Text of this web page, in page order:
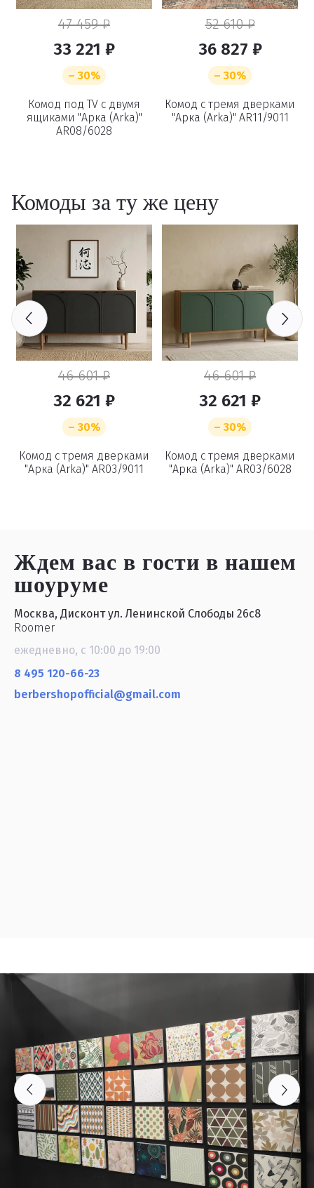
47 459 ₽
33 221 ₽
– 30%
Комод под TV с двумя
ящиками "Арка (Arka)"
AR08/6028
52 610 ₽
36 827 ₽
– 30%
Комод с тремя дверками
"Арка (Arka)" AR11/9011
Комоды за ту же цену
46 601 ₽
32 621 ₽
– 30%
Комод с тремя дверками
"Арка (Arka)" AR03/9011
46 601 ₽
32 621 ₽
– 30%
Комод с тремя дверками
"Арка (Arka)" AR03/6028
Ждем вас в гостив нашем
шоуруме
Москва, Дисконт ул. Ленинской Слободы 26с8
Roomer
ежедневно, с 10:00 до 19:00
8 495 120-66-23
berbershopofficial@gmail.com
Удаление
Вы точно хотите удалить
товар из корзины?
Удалить